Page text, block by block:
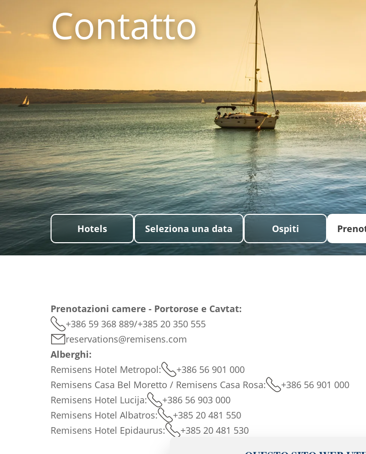
Contatto
Hotels Seleziona una data Ospiti
Prenotazioni camere - Portorose e Cavtat:
+386 59 368 889/+385 20 350 555
reservations@remisens.com
Alberghi:
Remisens Hotel Metropol:
+386 56 901 000
Remisens Casa Bel Moretto / Remisens Casa Rosa:
+386 56 901 000
Remisens Hotel Lucija:
+386 56 903 000
Remisens Hotel Albatros:
+385 20 481 550
Remisens Hotel Epidaurus:
+385 20 481 530